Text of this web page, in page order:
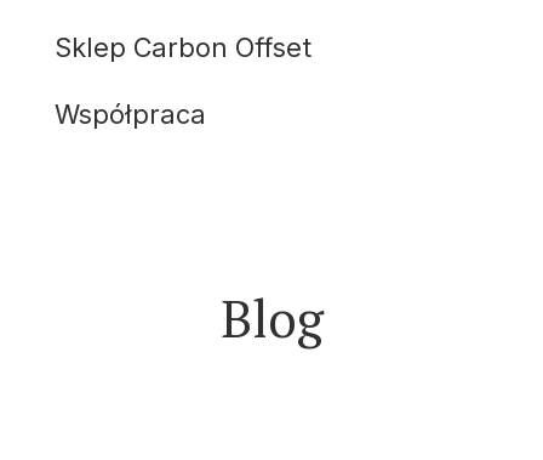
Sklep Carbon Offset
Współpraca
Blog